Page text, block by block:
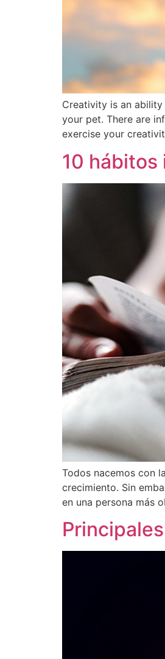
Creativity is an
your pet. There are
exercise your
10 hábitos
Todos nacemos con
crecimiento. Sin
en una persona más